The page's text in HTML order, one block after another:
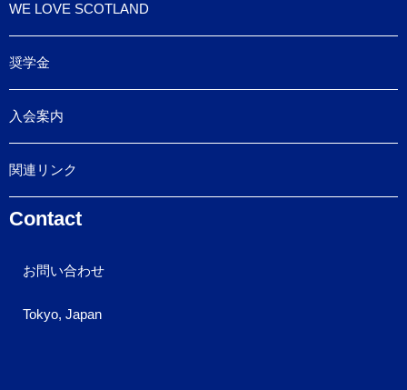
WE LOVE SCOTLAND
奨学金
入会案内
関連リンク
Contact
お問い合わせ
Tokyo, Japan